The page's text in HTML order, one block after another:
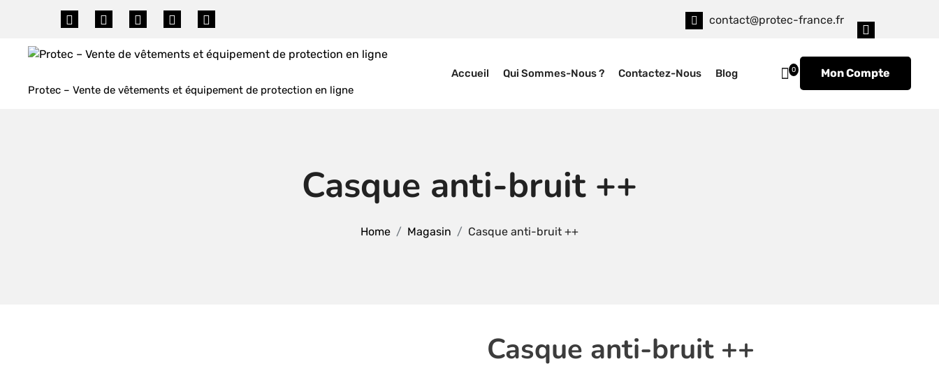
contact@protec-france.fr
Protec – Vente de vêtements et équipement de protection en ligne
Accueil Qui Sommes-Nous ? Contactez-Nous Blog 0 Mon Compte
Casque anti-bruit ++
Home Magasin Casque anti-bruit ++
Casque anti-bruit ++